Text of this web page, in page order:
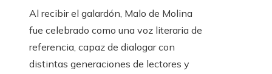
Al recibir el galardón, Malo de Molina
fue celebrado como una voz literaria de
referencia, capaz de dialogar con
distintas generaciones de lectores y